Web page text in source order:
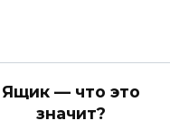
Ящик — что это
значит?